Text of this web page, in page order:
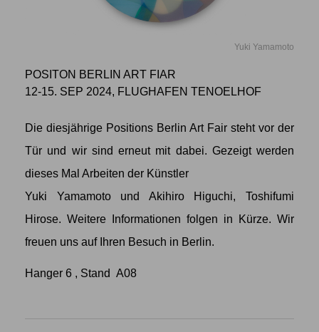
Yuki Yamamoto
POSITON BERLIN ART FIAR
12-15. SEP 2024, FLUGHAFEN TENOELHOF
Die diesjährige Positions Berlin Art Fair steht vor der
Tür und wir sind erneut mit dabei. Gezeigt werden
dieses Mal Arbeiten der Künstler
Yuki Yamamotound Akihiro Higuchi,Toshifumi
Hirose. Weitere Informationen folgen in Kürze. Wir
freuen uns auf Ihren Besuch in Berlin.
Hanger 6 , Stand A08